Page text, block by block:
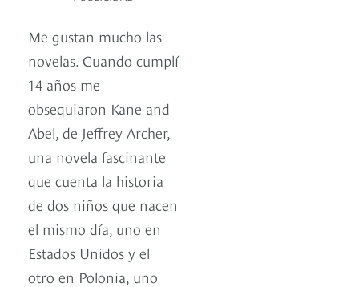
Me gustan mucho las
novelas. Cuando cumplí
14 años me
obsequiaron Kane and
Abel, de Jeffrey Archer,
una novela fascinante
que cuenta la historia
de dos niños que nacen
el mismo día, uno en
Estados Unidos y el
otro en Polonia, uno